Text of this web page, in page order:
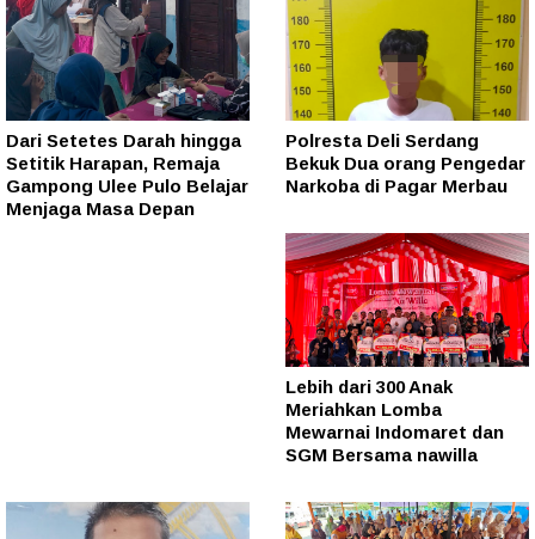
Dari Setetes Darah hingga
Setitik Harapan, Remaja
Gampong Ulee Pulo Belajar
Menjaga Masa Depan
Polresta Deli Serdang
Bekuk Dua orang Pengedar
Narkoba di Pagar Merbau
Lebih dari 300 Anak
Meriahkan Lomba
Mewarnai Indomaret dan
SGM Bersama nawilla